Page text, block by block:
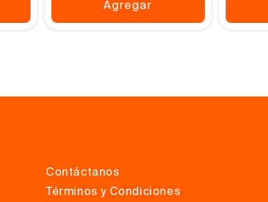
Agregar
Contáctanos
Términos y Condiciones